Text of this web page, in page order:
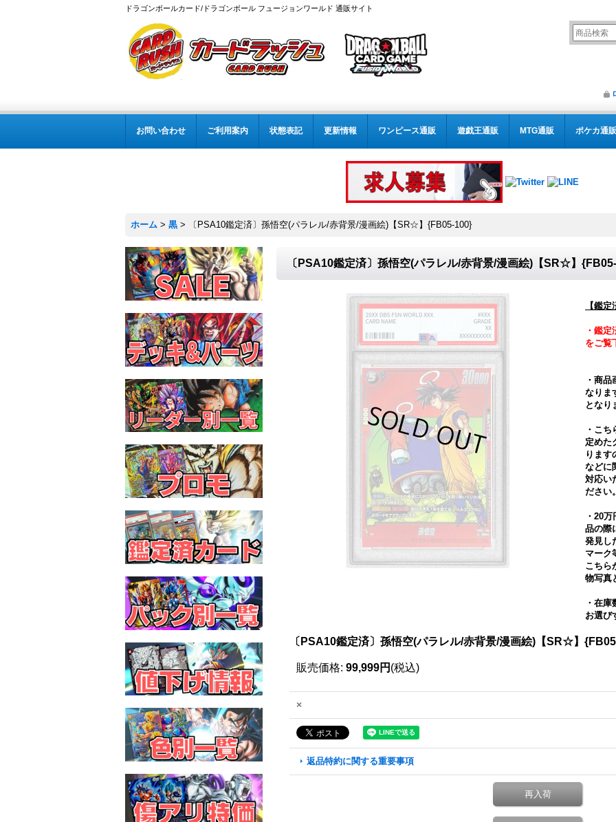
ドラゴンボールカード/ドラゴンボール フュージョンワールド 通販サイト
お問い合わせ ご利用案内 状態表記 更新情報 ワンピース通販 遊戯王通販 MTG通販 ポケカ通販
ホーム > 黒 > 〔PSA10鑑定済〕孫悟空(パラレル/赤背景/漫画絵)【SR☆】{FB05-100}
〔PSA10鑑定済〕孫悟空(パラレル/赤背景/漫画絵)【SR☆】
【鑑
・鑑
をご覧
・商
なりま
となり
・こ
定めた
ります
などに
対応い
ださい
・20
品の際
発見し
マーク
こちら
物写真
・在
お選び
〔PSA10鑑定済〕孫悟空(パラレル/赤背景/漫画絵)【SR☆】
販売価格: 99,999円 (税込)
×
返品特約に関する重要事項
再入荷